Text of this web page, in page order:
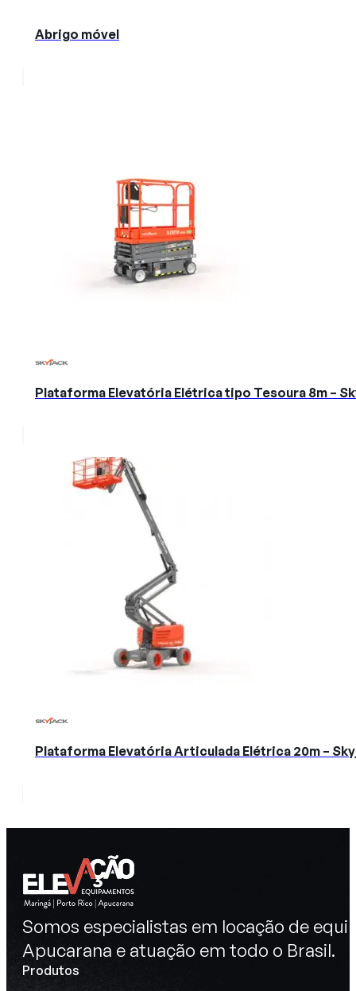
Abrigo móvel
Plataforma Elevatória Elétrica tipo Tesoura 8m –
Plataforma Elevatória Articulada Elétrica 20m –
Somos especialistas em locação de
Apucarana e atuação em todo o Brasil.
Produtos